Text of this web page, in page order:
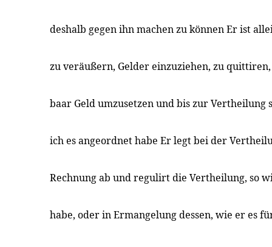
deshalb gegen ihn machen zu können Er ist
zu veräußern, Gelder einzuziehen, zu
baar Geld umzusetzen und bis zur Vertheilung
ich es angeordnet habe Er legt bei der
Rechnung ab und regulirt die Vertheilung, so
habe, oder in Ermangelung dessen, wie er es